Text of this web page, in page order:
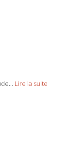
Lire la suite